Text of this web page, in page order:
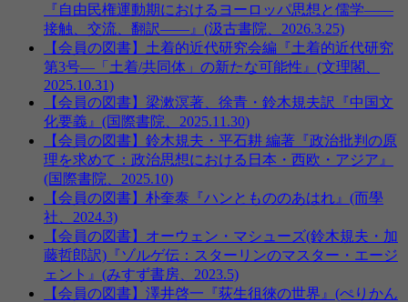
『自由民権運動期におけるヨーロッパ思想と儒学――
接触、交流、翻訳――』(汲古書院、2026.3.25)
【会員の図書】土着的近代研究会編『土着的近代研究
第3号―「土着/共同体」の新たな可能性』(文理閣、
2025.10.31)
【会員の図書】梁漱溟著、徐青・鈴木規夫訳『中国文
化要義』(国際書院、2025.11.30)
【会員の図書】鈴木規夫・平石耕 編著『政治批判の原
理を求めて：政治思想における日本・西欧・アジア』
(国際書院、2025.10)
【会員の図書】朴奎泰『ハンともののあはれ』(而學
社、2024.3)
【会員の図書】オーウェン・マシューズ(鈴木規夫・加
藤哲郎訳)『ゾルゲ伝：スターリンのマスター・エージ
ェント』(みすず書房、2023.5)
【会員の図書】澤井啓一『荻生徂徠の世界』(ぺりかん